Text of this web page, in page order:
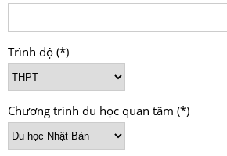
Trình độ (*)
Chương trình du học quan tâm (*)